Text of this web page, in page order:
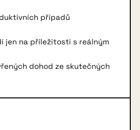
případů
jen na příležitosti s reálným
dohod ze skutečných